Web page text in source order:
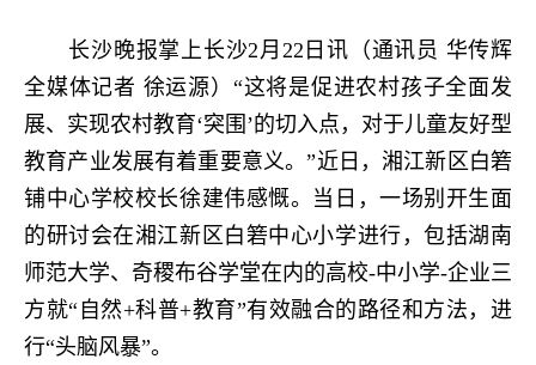
长沙晚报掌上长沙2月22日讯（通讯员 华传辉
全媒体记者 徐运源）“这将是促进农村孩子全面发
展、实现农村教育‘突围’的切入点，对于儿童友好型
教育产业发展有着重要意义。”近日，湘江新区白箬
铺中心学校校长徐建伟感慨。当日，一场别开生面
的研讨会在湘江新区白箬中心小学进行，包括湖南
师范大学、奇稷布谷学堂在内的高校-中小学-企业三
方就“自然+科普+教育”有效融合的路径和方法，进
行“头脑风暴”。